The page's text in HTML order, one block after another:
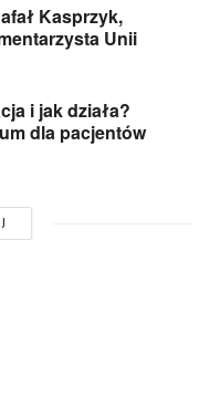
Kasprzyk,
Unii
i jak działa?
dla pacjentów